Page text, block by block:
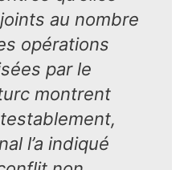
au nombre
opérations
par le
montrent
l’a indiqué